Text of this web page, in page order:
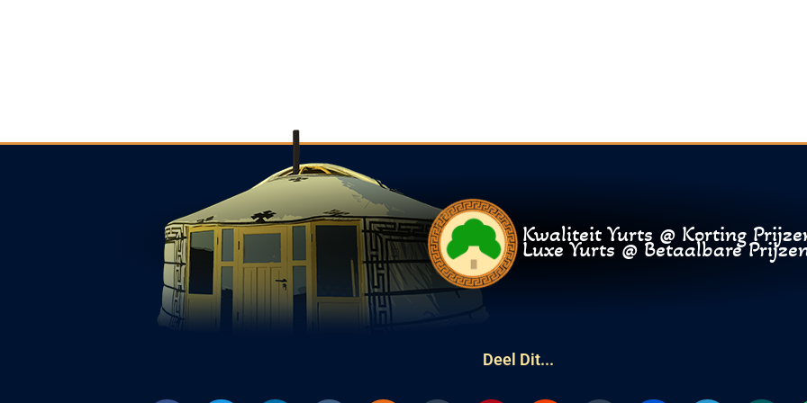
Kwaliteit Yurts @ Korting
Luxe Yurts @ Betaalbare
Deel Dit...